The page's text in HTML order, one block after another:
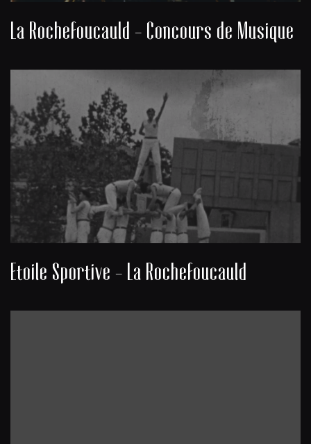
La Rochefoucauld - Concours de Musique
Etoile Sportive - La Rochefoucauld